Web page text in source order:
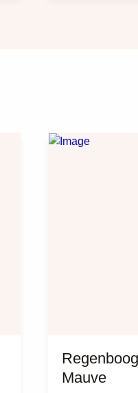
Mauve